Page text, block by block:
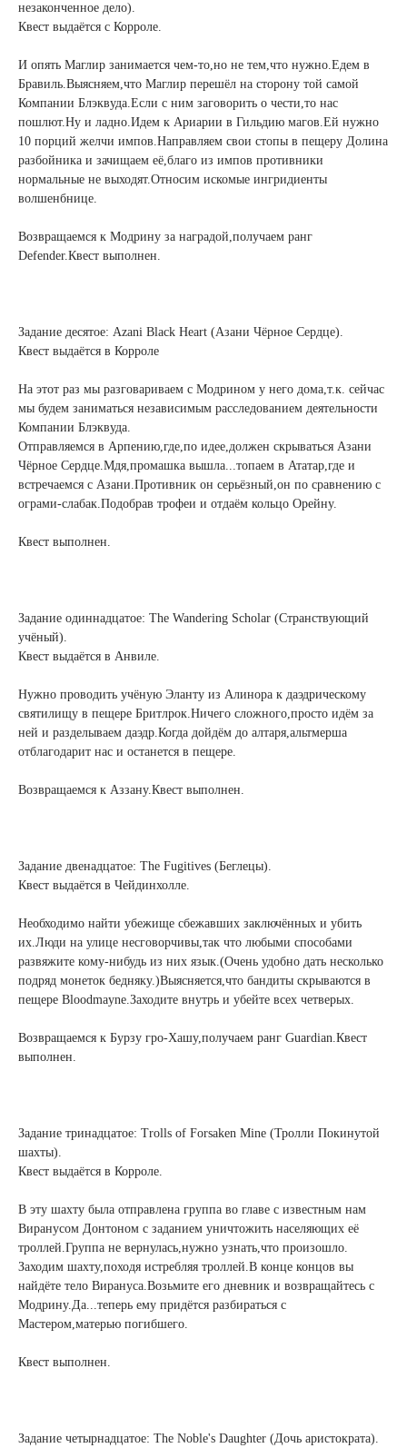
незаконченное дело).
Квест выдаётся с Корроле.
И опять Маглир занимается чем-то,но не тем,что нужно.Едем в
Бравиль.Выясняем,что Маглир перешёл на сторону той самой
Компании Блэквуда.Если с ним заговорить о чести,то нас
пошлют.Ну и ладно.Идем к Ариарии в Гильдию магов.Ей нужно
10 порций желчи импов.Направляем свои стопы в пещеру Долина
разбойника и зачищаем её,благо из импов противники
нормальные не выходят.Относим искомые ингридиенты
волшенбнице.
Возвращаемся к Модрину за наградой,получаем ранг
Defender.Квест выполнен.
Задание десятое: Azani Black Heart (Азани Чёрное Сердце).
Квест выдаётся в Корроле
На этот раз мы разговариваем с Модрином у него дома,т.к. сейчас
мы будем заниматься независимым расследованием деятельности
Компании Блэквуда.
Отправляемся в Арпению,где,по идее,должен скрываться Азани
Чёрное Сердце.Мдя,промашка вышла...топаем в Ататар,где и
встречаемся с Азани.Противник он серьёзный,он по сравнению с
ограми-слабак.Подобрав трофеи и отдаём кольцо Орейну.
Квест выполнен.
Задание одиннадцатое: The Wandering Scholar (Странствующий
учёный).
Квест выдаётся в Анвиле.
Нужно проводить учёную Эланту из Алинора к даэдрическому
святилищу в пещере Бритлрок.Ничего сложного,просто идём за
ней и разделываем даэдр.Когда дойдём до алтаря,альтмерша
отблагодарит нас и останется в пещере.
Возвращаемся к Аззану.Квест выполнен.
Задание двенадцатое: The Fugitives (Беглецы).
Квест выдаётся в Чейдинхолле.
Необходимо найти убежище сбежавших заключённых и убить
их.Люди на улице несговорчивы,так что любыми способами
развяжите кому-нибудь из них язык.(Очень удобно дать несколько
подряд монеток бедняку.)Выясняется,что бандиты скрываются в
пещере Bloodmayne.Заходите внутрь и убейте всех четверых.
Возвращаемся к Бурзу гро-Хашу,получаем ранг Guardian.Квест
выполнен.
Задание тринадцатое: Trolls of Forsaken Mine (Тролли Покинутой
шахты).
Квест выдаётся в Корроле.
В эту шахту была отправлена группа во главе с известным нам
Виранусом Донтоном с заданием уничтожить населяющих её
троллей.Группа не вернулась,нужно узнать,что произошло.
Заходим шахту,походя истребляя троллей.В конце концов вы
найдёте тело Вирануса.Возьмите его дневник и возвращайтесь с
Модрину.Да...теперь ему придётся разбираться с
Мастером,матерью погибшего.
Квест выполнен.
Задание четырнадцатое: The Noble's Daughter (Дочь аристократа).